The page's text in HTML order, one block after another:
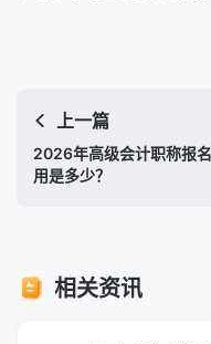
上一篇
2026年高级会计职称报
用是多少？
相关资讯